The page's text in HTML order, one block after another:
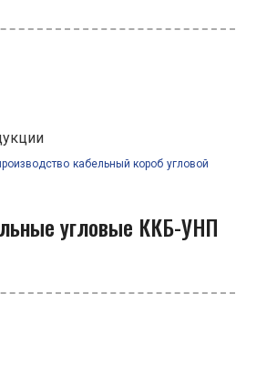
кабельный короб угловой
угловые ККБ-УНП